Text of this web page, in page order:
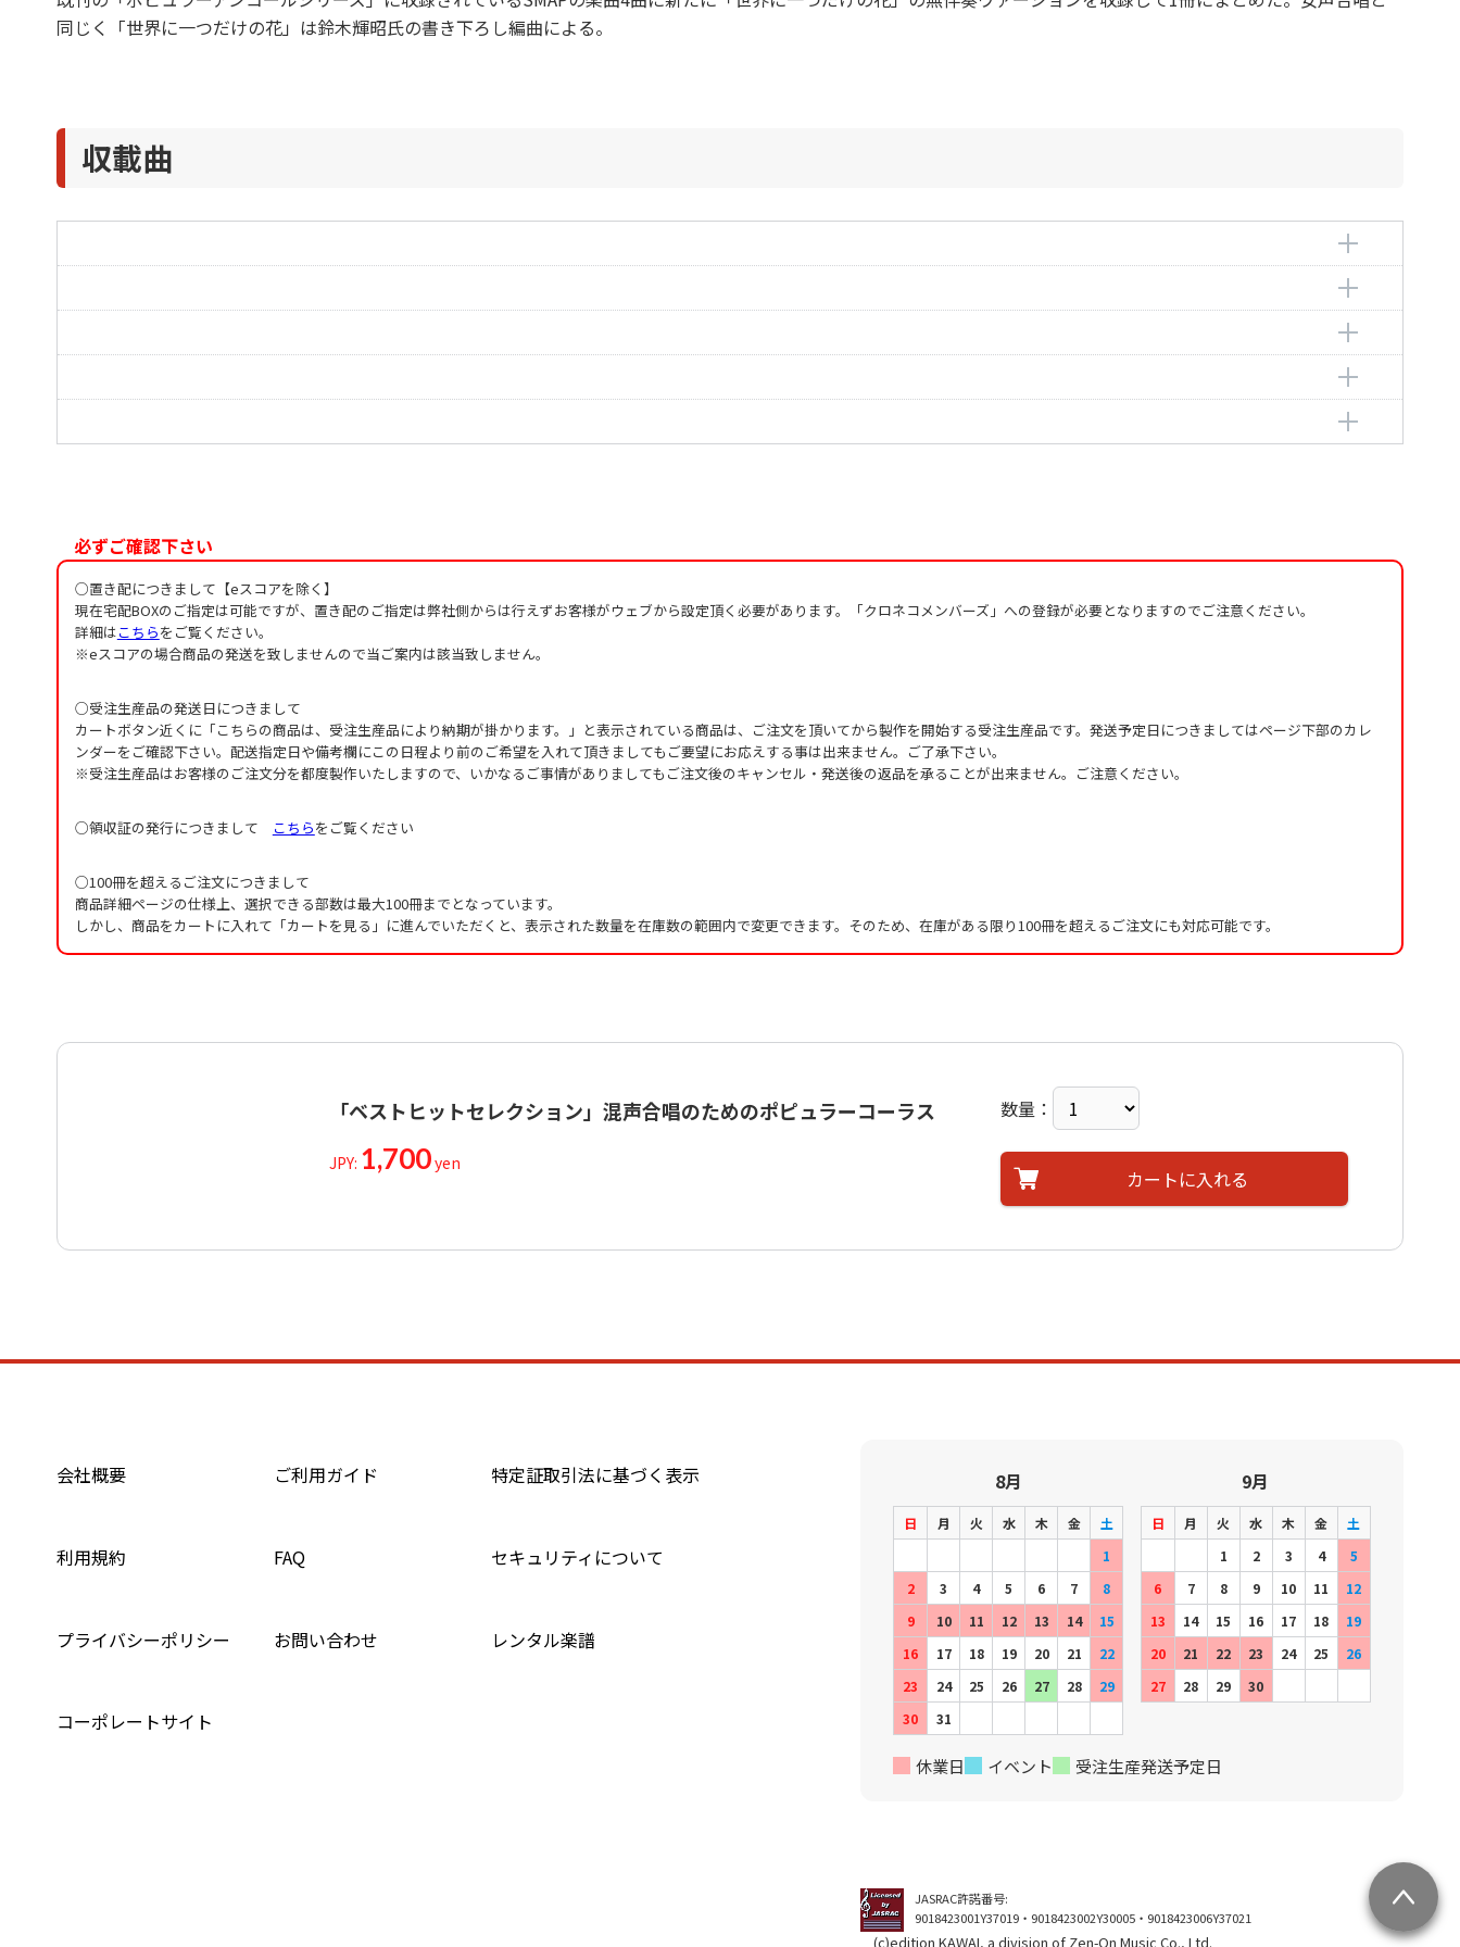
同じく「世界に一つだけの花」は鈴木輝昭氏の書き下ろし編曲による。
収載曲
作詞者：スガシカオ
作詞者：戸沢暢美
作詞者：安田信二
作詞者：野島伸司
必ずご確認下さい
○置き配につきまして【eスコアを除く】
現在宅配BOXのご指定は可能ですが、置き配のご指定は弊社側からは行えずお客様がウェブから設定頂く必要があります。「クロネコメンバーズ」への登録が必要となりますのでご注意ください。
詳細はこちらをご覧ください。
※eスコアの場合商品の発送を致しませんので当ご案内は該当致しません。
○受注生産品の発送日につきまして
カートボタン近くに「こちらの商品は、受注生産品により納期が掛かります。」と表示されている商品は、ご注文を頂いてから製作を開始する受注生産品です。発送予定日につきましてはページ下部のカレ
ンダーをご確認下さい。配送指定日や備考欄にこの日程より前のご希望を入れて頂きましてもご要望にお応えする事は出来ません。ご了承下さい。
※受注生産品はお客様のご注文分を都度製作いたしますので、いかなるご事情がありましてもご注文後のキャンセル・発送後の返品を承ることが出来ません。ご注意ください。
○領収証の発行につきまして こちらをご覧ください
○100冊を超えるご注文につきまして
商品詳細ページの仕様上、選択できる部数は最大100冊までとなっています。
しかし、商品をカートに入れて「カートを見る」に進んでいただくと、表示された数量を在庫数の範囲内で変更できます。そのため、在庫がある限り100冊を超えるご注文にも対応可能です。
「ベストヒットセレクション」混声合唱のためのポピュラーコーラス
JPY: 1,700yen
数量：
カートに入れる
会社概要 ご利用ガイド 特定証取引法に基づく表示
利用規約 FAQ セキュリティについて
プライバシーポリシー お問い合わせ レンタル楽譜
コーポレートサイト
JASRAC許諾番号:
9018423001Y37019・9018423002Y30005・9018423006Y37021
8月
日 月 火 水 木 金
土
1
2
3 4 5 6 7
8
9
10 11 12 13 14
15
16
17 18 19 20 21
22
23
24 25 26 27 28
29
30
31
9月
日 月 火 水 木 金
土
1
2 3 4
5
6
7 8 9 10 11
12
13
14 15 16 17 18
19
20
21 22 23 24 25
26
27
28 29 30
休業日 イベント 受注生産発送予定日
(c)edition KAWAI, a division of Zen-On Music Co., Ltd.